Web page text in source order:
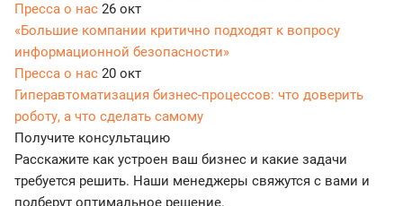
Пресса о нас 26 окт
«Большие компании критично подходят к вопросу
информационной безопасности»
Пресса о нас 20 окт
Гиперавтоматизация бизнес-процессов: что доверить
роботу, а что сделать самому
Получите консультацию
Расскажите как устроен ваш бизнес и какие задачи
требуется решить. Наши менеджеры свяжутся с вами и
подберут оптимальное решение.